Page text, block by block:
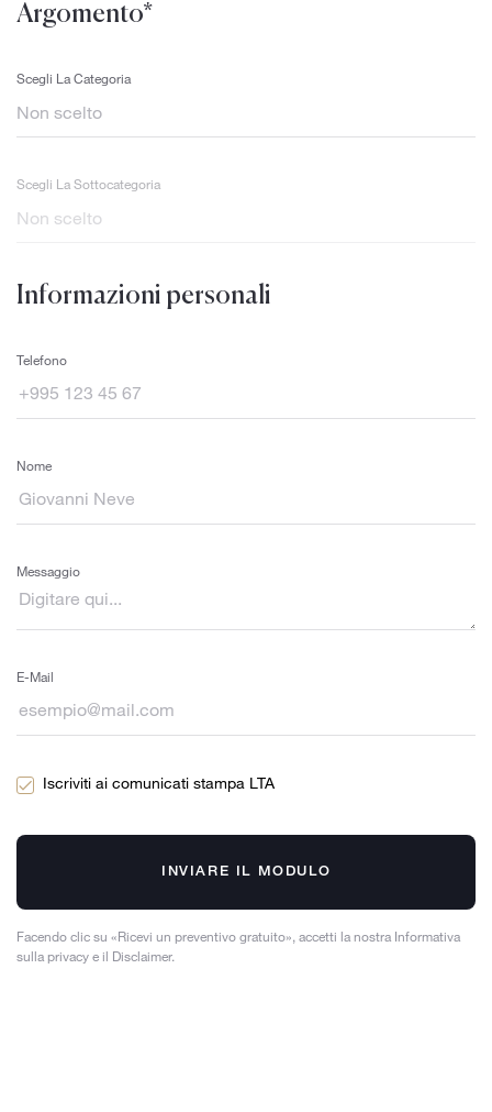
Argomento*
Scegli La Categoria
Scegli La Sottocategoria
Informazioni personali
Telefono
Nome
Messaggio
E-Mail
Iscriviti ai comunicati stampa LTA
INVIARE IL MODULO
Facendo clic su «Ricevi un preventivo gratuito», accetti la nostra Informativa
sulla privacy e il Disclaimer.